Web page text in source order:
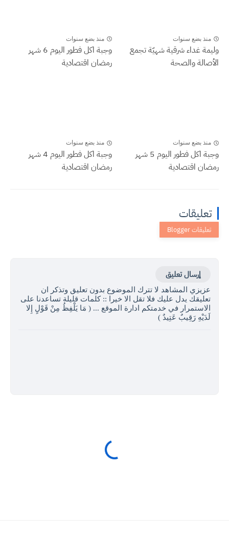
منذ بضع سنوات
وليمة غداء شرقية شهيّة تجمع
الأصالة والصحة
منذ بضع سنوات
وجبة اكل فطور اليوم 6 شهر
رمضان اقتصادية
منذ بضع سنوات
وجبة اكل فطور اليوم 5 شهر
رمضان اقتصادية
منذ بضع سنوات
وجبة اكل فطور اليوم 4 شهر
رمضان اقتصادية
تعليقات
إرسال تعليق
عزيزي المشاهد لا تترك الموضوع بدون تعليق وتذكر ان
تعليقك يدل عليك فلا تقل الا خيرا :: كلمات قليلة تساعدنا على
الاستمرار في خدمتكم ادارة الموقع ... ( مَا يَلْفِظُ مِنْ قَوْلٍ إِلا
لَدَيْهِ رَقِيبٌ عَتِيدٌ )